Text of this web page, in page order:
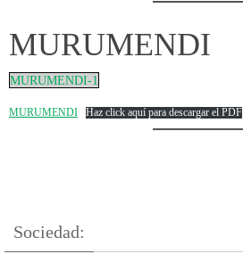
MURUMENDI
MURUMENDI-1
MURUMENDI Haz click aquí para descargar el PDF
Sociedad: